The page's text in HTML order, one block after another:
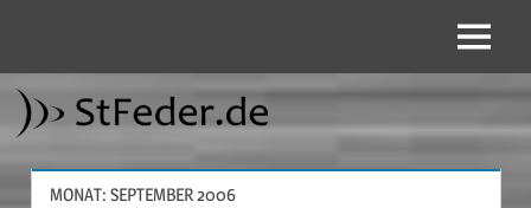
springen
Menü
MONAT: SEPTEMBER 2006